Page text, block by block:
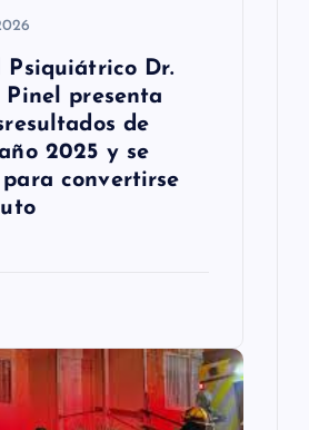
Psiquiátrico Dr.
Pinel presenta
de
2025 y se
convertirse